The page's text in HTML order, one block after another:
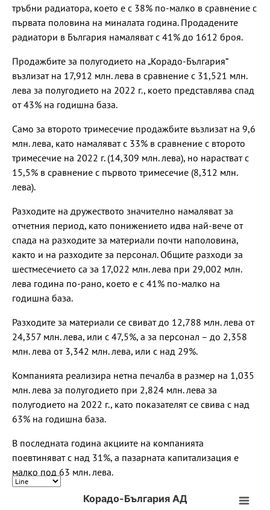
тръбни радиатора, което е с 38% по-малко в сравнение с
първата половина на миналата година. Продадените
радиатори в България намаляват с 41% до 1612 броя.
Продажбите за полугодието на „Корадо-България“
възлизат на 17,912 млн. лева в сравнение с 31,521 млн.
лева за полугодието на 2022 г., което представлява спад
от 43% на годишна база.
Само за второто тримесечие продажбите възлизат на 9,6
млн. лева, като намаляват с 33% в сравнение с второто
тримесечие на 2022 г. (14,309 млн. лева), но нарастват с
15,5% в сравнение с първото тримесечие (8,312 млн.
лева).
Разходите на дружеството значително намаляват за
отчетния период, като понижението идва най-вече от
спада на разходите за материали почти наполовина,
както и на разходите за персонал. Общите разходи за
шестмесечието са за 17,022 млн. лева при 29,002 млн.
лева година по-рано, което е с 41% по-малко на
годишна база.
Разходите за материали се свиват до 12,788 млн. лева от
24,357 млн. лева, или с 47,5%, а за персонал – до 2,358
млн. лева от 3,342 млн. лева, или с над 29%.
Компанията реализира нетна печалба в размер на 1,035
млн. лева за полугодието при 2,824 млн. лева за
полугодието на 2022 г., като показателят се свива с над
63% на годишна база.
В последната година акциите на компанията
поевтиняват с над 31%, а пазарната капитализация е
малко под 63 млн. лева.
Корадо-България АД